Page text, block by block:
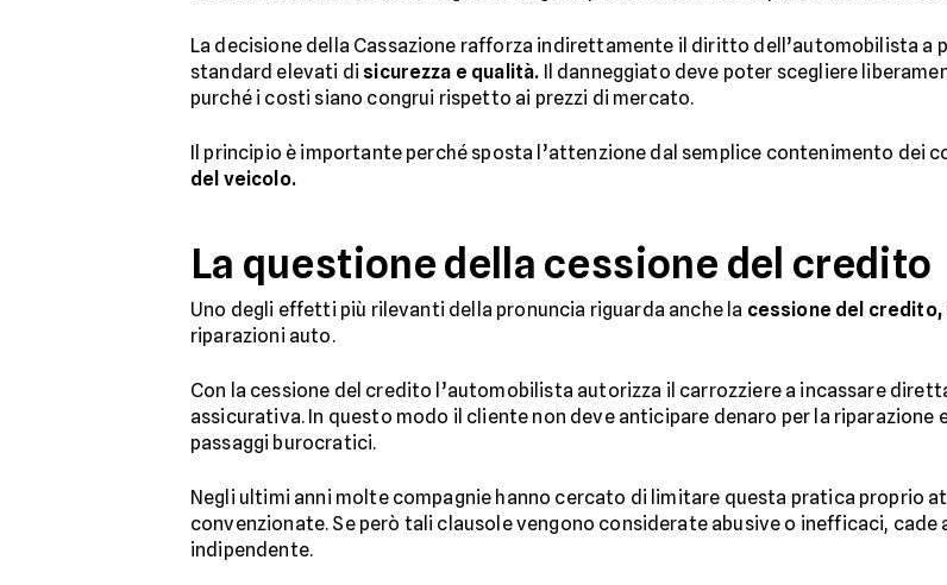
La decisione della Cassazione rafforza indirettamente il diritto dell’automobilista a
standard elevati di sicurezza e qualità. Il danneggiato deve poter scegliere
purché i costi siano congrui rispetto ai prezzi di mercato.
Il principio è importante perché sposta l’attenzione dal semplice contenimento dei
del veicolo.
La questione della cessione del credito
Uno degli effetti più rilevanti della pronuncia riguarda anche la cessione del credito,
riparazioni auto.
Con la cessione del credito l’automobilista autorizza il carrozziere a incassare
assicurativa. In questo modo il cliente non deve anticipare denaro per la
passaggi burocratici.
Negli ultimi anni molte compagnie hanno cercato di limitare questa pratica proprio
convenzionate. Se però tali clausole vengono considerate abusive o inefficaci,
indipendente.